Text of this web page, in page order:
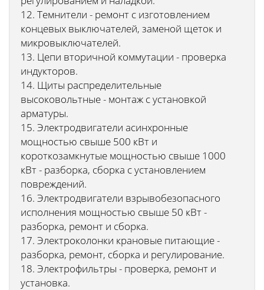
12. Темнители - ремонт с изготовлением
концевых выключателей, заменой щеток и
микровыключателей.
13. Цепи вторичной коммутации - проверка
индукторов.
14. Щиты распределительные
высоковольтные - монтаж с установкой
арматуры.
15. Электродвигатели асинхронные
мощностью свыше 500 кВт и
короткозамкнутые мощностью свыше 1000
кВт - разборка, сборка с установлением
повреждений.
16. Электродвигатели взрывобезопасного
исполнения мощностью свыше 50 кВт -
разборка, ремонт и сборка.
17. Электроколонки крановые питающие -
разборка, ремонт, сборка и регулирование.
18. Электрофильтры - проверка, ремонт и
установка.